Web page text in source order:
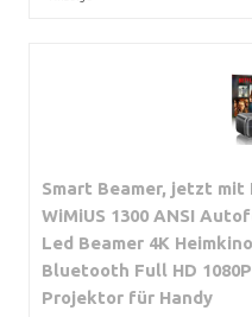
Smart Beamer, jetzt
WiMiUS 1300 ANSI
Led Beamer 4K
Bluetooth Full HD
Projektor für Handy